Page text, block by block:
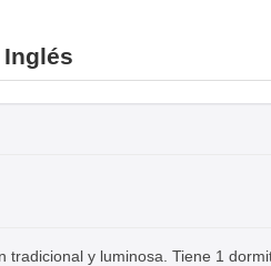
y luminosa. Tiene 1